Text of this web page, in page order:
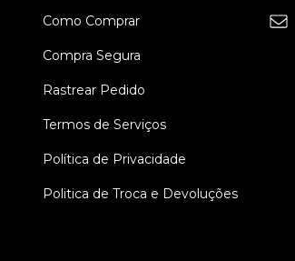
Como Comprar
Compra Segura
Rastrear Pedido
Termos de Serviços
Política de Privacidade
Politica de Troca e Devoluções